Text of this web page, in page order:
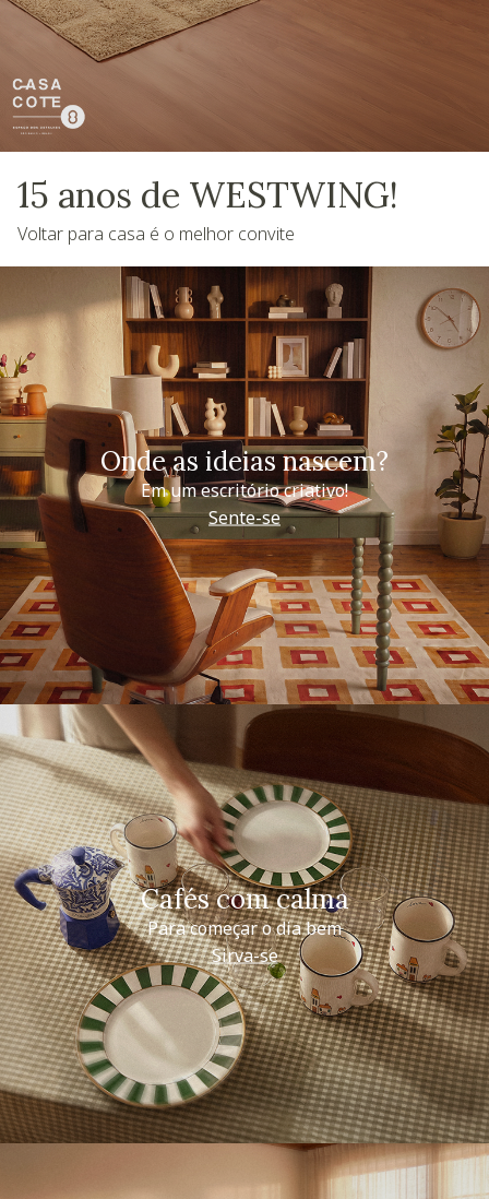
15 anos de WESTWING!
Voltar para casa é o melhor convite
Onde as ideias nascem?
Em um escritório criativo!
Sente-se
Cafés com calma
Para começar o dia bem
Sirva-se